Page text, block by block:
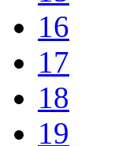
16
17
18
19